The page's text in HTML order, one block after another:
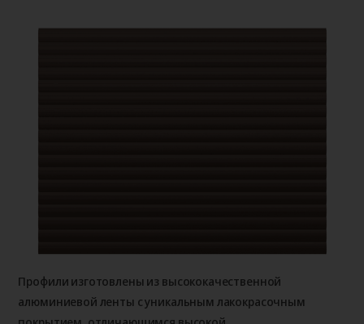
Профили изготовлены из высококачественной
алюминиевой ленты с уникальным лакокрасочным